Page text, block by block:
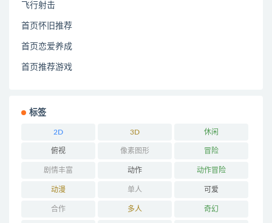
飞行射击
首页怀旧推荐
首页恋爱养成
首页推荐游戏
标签
2D 3D 休闲
俯视 像素图形 冒险
剧情丰富 动作 动作冒险
动漫 单人 可爱
合作 多人 奇幻